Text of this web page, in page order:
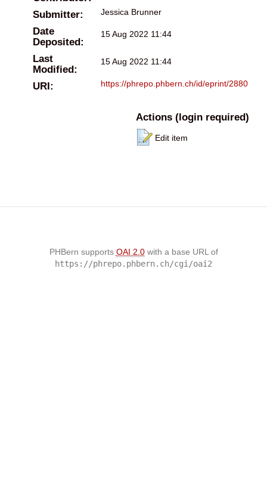
Submitter: Jessica Brunner
Date
Deposited:
15 Aug 2022 11:44
Last
Modified:
15 Aug 2022 11:44
URI: https://phrepo.phbern.ch/id/eprint/2880
Actions (login required)
Edit item
PHBern supports OAI 2.0with a base URL of
https://phrepo.phbern.ch/cgi/oai2